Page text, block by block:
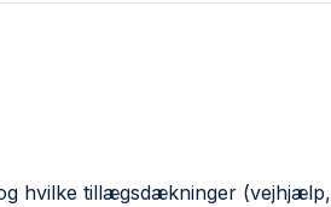
hvilke tillægs­dækninger (vejhjælp,